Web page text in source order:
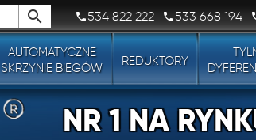
534 822 222 533 668 194
AUTOMATYCZNE
SKRZYNIE BIEGÓW
REDUKTORY
NR 1 NA